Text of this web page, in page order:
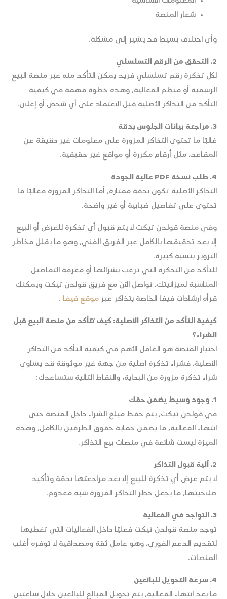
شعار المنصة
وأي اختلاف بسيط قد يشير إلى مشكلة.
2. التحقق من الرقم التسلسلي
لكل تذكرة رقم تسلسلي فريد يمكن التأكد منه عبر منصة البيع
الرسمية أو منظم الفعالية، وهذه خطوة مهمة في كيفية
التأكد من التذاكر الأصلية قبل الاعتماد على أي شخص أو إعلان.
3. مراجعة بيانات الجلوس بدقة
غالبًا ما تحتوي التذاكر المزورة على معلومات غير دقيقة عن
المقاعد، مثل أرقام مكررة أو مواقع غير حقيقية.
4. طلب نسخة PDF عالية الجودة
التذاكر الأصلية تكون بدقة ممتازة، أما التذاكر المزورة فغالبًا ما
تحتوي على تفاصيل ضبابية أو غير واضحة.
وفي منصة قولدن تيكت لا يتم قبول أي تذكرة للعرض أو البيع
إلا بعد تدقيقها بالكامل عبر الفريق الفني، وهو ما يقلل مخاطر
التزوير بنسبة كبيرة.
للتأكد من التذكرة التي ترغب بشرائها أو معرفة التفاصيل
المناسبة لميزانيتك، تواصل الآن مع فريق قولدن تيكت ويمكنك
قرأه ارشادات فيفا الخاصة بتذاكر عبر موقع فيفا .
كيفية التأكد من التذاكر الأصلية: كيف تتأكد من منصة البيع قبل
الشراء؟
اختيار المنصة هو العامل الأهم في كيفية التأكد من التذاكر
الأصلية، فشراء تذكرة اصلية من جهة غير موثوقة قد يساوي
شراء تذكرة مزورة من البداية، والنقاط التالية ستساعدك:
1. وجود وسيط يضمن حقك
في قولدن تيكت، يتم حفظ مبلغ الشراء داخل المنصة حتى
انتهاء الفعالية، ما يضمن حماية حقوق الطرفين بالكامل، وهذه
الميزة ليست شائعة في منصات بيع التذاكر.
2. آلية قبول التذاكر
لا يتم عرض أي تذكرة للبيع إلا بعد مراجعتها بدقة وتأكيد
صلاحيتها، ما يجعل خطر التذاكر المزورة شبه معدوم.
3. التواجد في الفعالية
توجد منصة قولدن تيكت فعليًا داخل الفعاليات التي تغطيها
لتقديم الدعم الفوري، وهو عامل ثقة ومصداقية لا توفره أغلب
المنصات.
4. سرعة التحويل للبائعين
ما بعد انتهاء الفعالية، يتم تحويل المبالغ للبائعين خلال ساعتين